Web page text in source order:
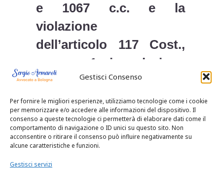
Gestisci Consenso
Per fornire le migliori esperienze, utilizziamo tecnologie come i cookie
per memorizzare e/o accedere alle informazioni del dispositivo. Il
consenso a queste tecnologie ci permetterà di elaborare dati come il
comportamento di navigazione o ID unici su questo sito. Non
acconsentire o ritirare il consenso può influire negativamente su
alcune caratteristiche e funzioni.
Gestisci servizi
e 1067 c.c. e la
violazione
dell’articolo 117 Cost.,
comma 1, in relazione
all’articolo 1, primo prot.
CEDU, in relazione
all’articolo 360 c.p.c., n.
3.
Osserva che le menzionate sentenze del